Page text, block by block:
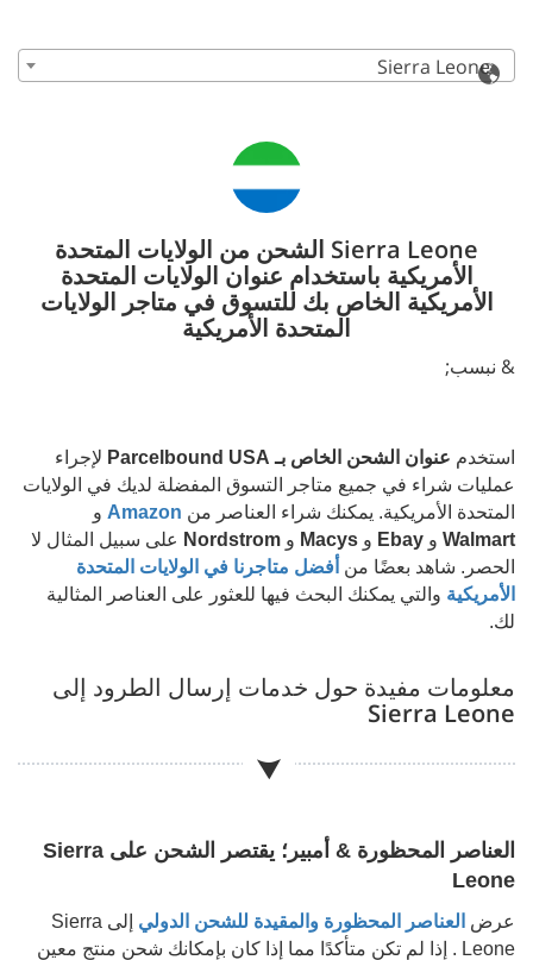
Sierra Leone
Sierra Leone الشحن من الولايات المتحدة
الأمريكية باستخدام عنوان الولايات المتحدة
الأمريكية الخاص بك للتسوق في متاجر الولايات
المتحدة الأمريكية
& نبسب;
استخدم عنوان الشحن الخاص بـ Parcelbound USA
لإجراء
عمليات شراء في جميع متاجر التسوق المفضلة لديك في الولايات
المتحدة الأمريكية. يمكنك شراء العناصر من Amazon و
Walmart و Ebay و Macys و Nordstrom على سبيل المثال لا
الحصر. شاهد بعضًا من أفضل متاجرنا في الولايات المتحدة
الأمريكية والتي يمكنك البحث فيها للعثور على العناصر المثالية
لك.
معلومات مفيدة حول خدمات إرسال الطرود إلى
Sierra Leone
العناصر المحظورة & أمبير؛ يقتصر الشحن على Sierra
Leone
عرض العناصر المحظورة والمقيدة للشحن الدولي إلى Sierra
Leone . إذا لم تكن متأكدًا مما إذا كان بإمكانك شحن منتج معين